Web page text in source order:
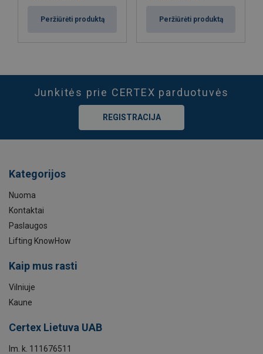
Peržiūrėti produktą Peržiūrėti produktą
Junkitės prie CERTEX parduotuvės
REGISTRACIJA
Kategorijos
Nuoma
Kontaktai
Paslaugos
Lifting KnowHow
Kaip mus rasti
Vilniuje
Kaune
Certex Lietuva UAB
Im. k. 111676511